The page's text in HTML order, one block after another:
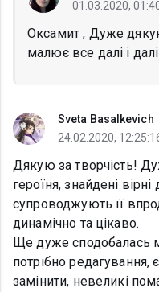
01.03.2020,
Оксамит , Дуже
малює все далі і
Sveta Basalkevich
24.02.2020,
Дякую за творчість!
героїня, знайдені
супроводжують її
динамічно та цікаво.
Ще дуже сподобалась
потрібно редагування,
замінити, невеликі